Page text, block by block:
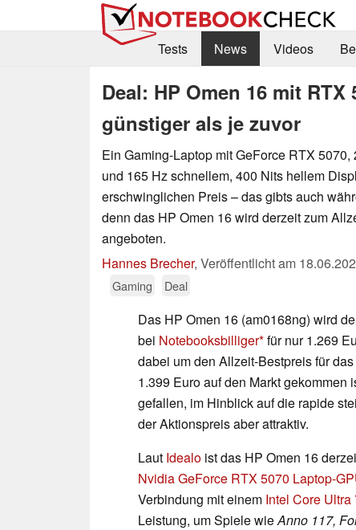
Tests
News Videos
Deal: HP Omen 16 mit
günstiger als je zuvor
Ein Gaming-Laptop mit GeForce RTX
und 165 Hz schnellem, 400 Nits hellem
erschwinglichen Preis – das gibts auch
denn das HP Omen 16 wird derzeit zum
angeboten.
Hannes Brecher, Veröffentlicht am
Gaming
Deal
Das HP Omen 16 (am0168ng) wird
bei Notebooksbilliger für nur 1.269
dabei um den Allzeit-Bestpreis für
1.399 Euro auf den Markt gekommen
gefallen, im Hinblick auf die rapide
der Aktionspreis aber attraktiv.
Laut Idealo ist das HP Omen 16
Nvidia GeForce RTX 5070 Laptop-
Verbindung mit einem Intel Core Ultra
Leistung, um Spiele wieAnno 117,